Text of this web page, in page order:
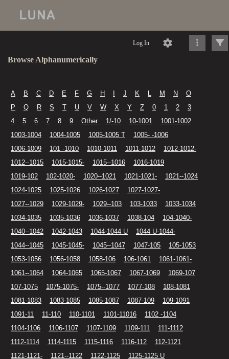
Log In
Browse Alphanumerically
A B C D E F G H J K L M N
O
P
Q R S T U V W X Y Z 0 1 2
3
4
5 6 7 8 9 Other 1/-10 10-1001
1001-1002
1003-1004
1004-1005 1005-1005 T
1005- -1006
1006-1009
101 -1010 1010-1011 1011-1012
1012-1012-
1012--1015
1015-1015- 1015--1016
1016-1019
1019-102
102-1020- 1020--1021 1021-1021-
1021--1024
1024-1025
1025-1026 1026-1027
1027-1027-
1027--1029
1029-1029- 1029--103 103-1033
1033-1034
1034-1035
1035-1036 1036-1037 1038-104
104-1040-
1040--1042
1042-1043 1044-1044 U
1044 U-1044-
1044--1045
1045-1045- 1045--1047 1047-105
105-1053
1053-1056
1056-1058 1058-106 106-1061
1061-1061-
1061--1064
1064-1065 1065-1067 1067-1069
1069-107
107-1075
1075-1075- 1075--1077 1077-108
108-1081
1081-1083
1083-1085 1085-1087 1087-109
109-1091
1091-11
11-110 110-1101 1101-11016
1102 -1104
1104-1106
1106-1107 1107-1109 1109-111
111-1112
1112-1114
1114-1115 1115-1116 1116-112
112-1121
1121-1121-
1121--1122 1122-1125
1125-1125 U